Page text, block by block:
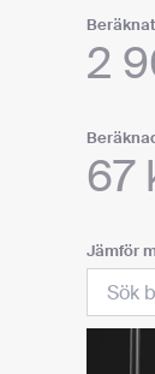
2
67
Jämför